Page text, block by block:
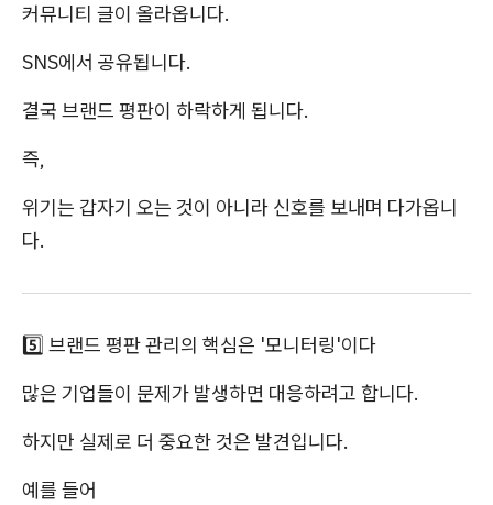
커뮤니티 글이 올라옵니다.
SNS에서 공유됩니다.
결국 브랜드 평판이 하락하게 됩니다.
즉,
위기는 갑자기 오는 것이 아니라 신호를 보내며 다가옵니
다.
5️⃣ 브랜드 평판 관리의 핵심은 '모니터링'이다
많은 기업들이 문제가 발생하면 대응하려고 합니다.
하지만 실제로 더 중요한 것은 발견입니다.
예를 들어